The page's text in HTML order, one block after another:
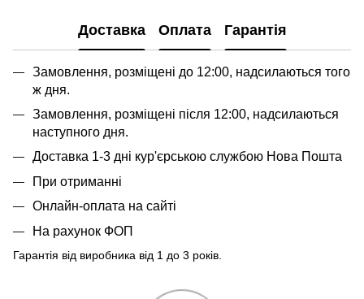
Доставка Оплата Гарантія
Замовлення, розміщені до 12:00, надсилаються того
ж дня.
Замовлення, розміщені після 12:00, надсилаються
наступного дня.
Доставка 1-3 дні кур'єрською службою Нова Пошта
При отриманні
Онлайн-оплата на сайті
На рахунок ФОП
Гарантія від виробника від 1 до 3 років.